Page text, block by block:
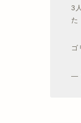
3
た
ゴ
—